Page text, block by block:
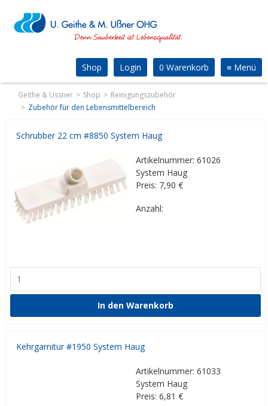
≡ Menü
0 Warenkorb
Login
Shop
Geithe & Ussner Shop
Reinigungszubehör
Zubehör für den Lebensmittelbereich
Schrubber 22 cm #8850 System Haug
Artikelnummer: 61026
System Haug
Preis: 7,90 €
Anzahl:
Kehrgarnitur #1950 System Haug
Artikelnummer: 61033
System Haug
Preis: 6,81 €